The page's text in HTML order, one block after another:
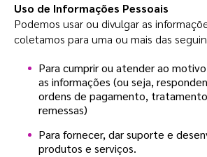
Uso de Informações Pessoais
Podemos usar ou divulgar as
coletamos para uma ou mais das
Para cumprir ou atender ao
as informações (ou seja,
ordens de pagamento,
remessas)
Para fornecer, dar suporte e
produtos e serviços.